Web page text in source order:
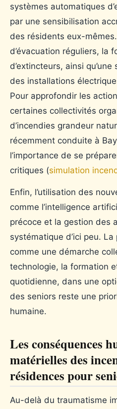
systèmes automatiques
par une sensibilisation
des résidents eux-
d’évacuation réguliers, la
d’extincteurs, ainsi
des installations
Pour approfondir les
certaines collectivités
d’incendies grandeur
récemment conduite à
l’importance de se
critiques (simulation
Enfin, l’utilisation des
comme l’intelligence
précoce et la gestion des
systématique d’ici peu. La
comme une démarche
technologie, la formation
quotidienne, dans une
des seniors reste une
humaine.
Les conséquences
matérielles des
résidences pour
Au-delà du traumatisme